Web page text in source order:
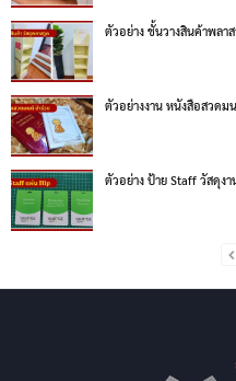
ตัวอย่าง ชั้นวางสินค้าพลา
ตัวอย่างงาน หนังสือสวดม
ตัวอย่าง ป้าย Staff วัสดุง